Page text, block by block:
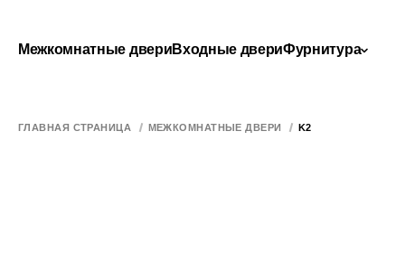
Межкомнатные двериВходные двериФурнитура
ГЛАВНАЯ СТРАНИЦА МЕЖКОМНАТНЫЕ ДВЕРИ K2